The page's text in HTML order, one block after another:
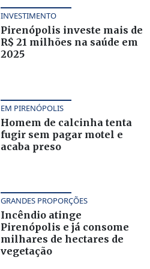
INVESTIMENTO
Pirenópolis investe mais de
R$ 21 milhões na saúde em
2025
EM PIRENÓPOLIS
Homem de calcinha tenta
fugir sem pagar motel e
acaba preso
GRANDES PROPORÇÕES
Incêndio atinge
Pirenópolis e já consome
milhares de hectares de
vegetação